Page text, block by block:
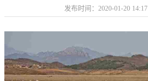
发布时间：2020-01-20 14:17